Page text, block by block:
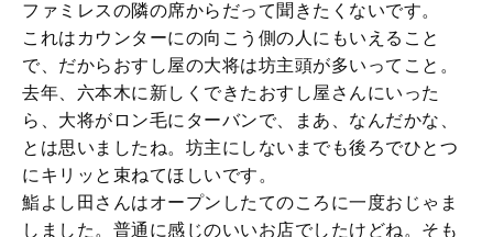
ファミレスの隣の席からだって聞きたくないです。
これはカウンターにの向こう側の人にもいえること
で、だからおすし屋の大将は坊主頭が多いってこと。
去年、六本木に新しくできたおすし屋さんにいった
ら、大将がロン毛にターバンで、まあ、なんだかな、
とは思いましたね。坊主にしないまでも後ろでひとつ
にキリッと束ねてほしいです。
鮨よし田さんはオープンしたてのころに一度おじゃま
しました。普通に感じのいいお店でしたけどね。そも